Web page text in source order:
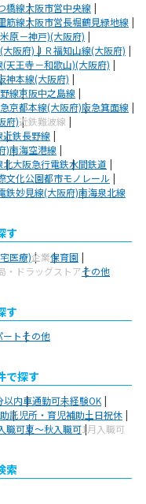
橋線大阪市営中央線
筋線大阪市営長堀鶴見緑地線
原－神戸)(大阪府)
大阪府)ＪＲ福知山線(大阪府)
(天王寺－和歌山)(大阪府)
神本線(大阪府)
線京阪中之島線
京都本線(大阪府)阪急箕面線
府)近鉄難波線
近鉄長野線
)南海空港線
北大阪急行電鉄水間鉄道
文化公園都市モノレール
鉄妙見線(大阪府)南海泉北線
す
医療)企業保育園
・ドラッグストアその他
す
トその他
で探す
以内車通勤可未経験OK
託児所・育児補助土日祝休
職可夏～秋入職可1月入職可
索